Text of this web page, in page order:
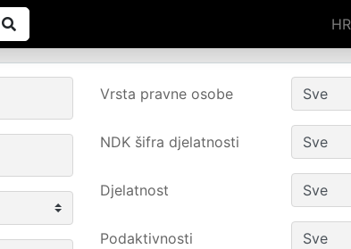
HR
Vrsta pravne osobe
NDK šifra djelatnosti
Djelatnost
Podaktivnosti